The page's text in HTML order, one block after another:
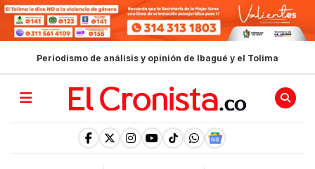
Periodismo de análisis y opinión de Ibagué y el Tolima